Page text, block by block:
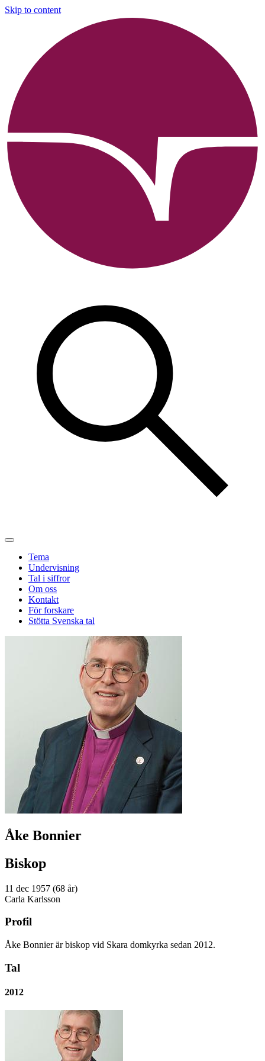
Skip to content
Tema
Undervisning
Tal i siffror
Om oss
Kontakt
För forskare
Stötta Svenska tal
Åke Bonnier
Biskop
11 dec 1957 (68 år)
Carla Karlsson
Profil
Åke Bonnier är biskop vid Skara domkyrka sedan 2012.
Tal
2012